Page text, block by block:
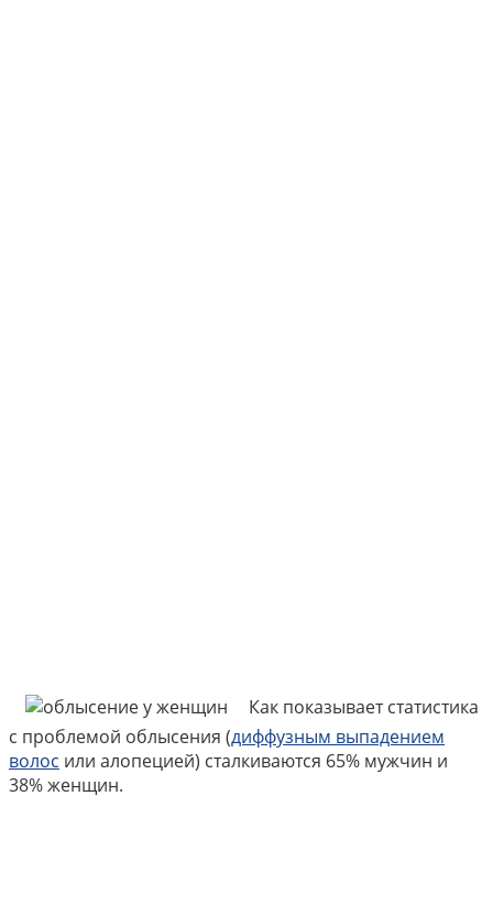
Как показывает статистика
с проблемой облысения (диффузным выпадением
волос или алопецией) сталкиваются 65% мужчин и
38% женщин.